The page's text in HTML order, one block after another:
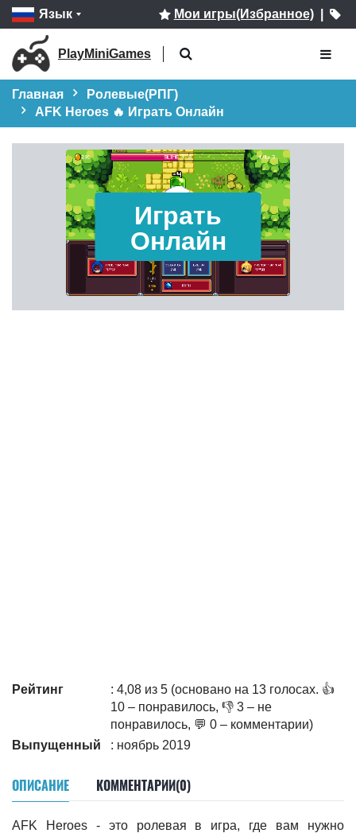
Язык Мои игры(Избранное)|
PlayMiniGames
Главная
Ролевые(РПГ)
AFK Heroes 🔥 Играть Онлайн
Играть
Онлайн
Рейтинг
: 4,08 из 5 (основано на 13 голосах. 👍
10 – понравилось, 👎 3 – не
понравилось, 💬 0 – комментарии)
Выпущенный
: ноябрь 2019
ОПИСАНИЕ КОММЕНТАРИИ(0)
AFK Heroes - это ролевая в игра, где вам нужно